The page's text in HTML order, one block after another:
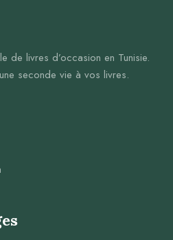
de livres d’occasion en Tunisie.
seconde vie à vos livres.